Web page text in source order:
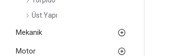
Üst Yapı
Mekanik
Motor